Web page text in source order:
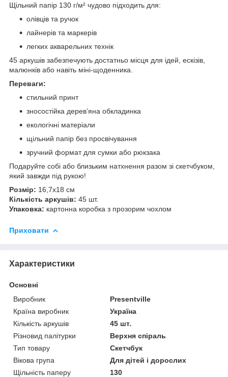
Щільний папір 130 г/м² чудово підходить для:
олівців та ручок
лайнерів та маркерів
легких акварельних технік
45 аркушів забезпечують достатньо місця для ідей, ескізів,
малюнків або навіть міні-щоденника.
Переваги:
стильний принт
зносостійка дерев’яна обкладинка
екологічні матеріали
щільний папір без просвічування
зручний формат для сумки або рюкзака
Подаруйте собі або близьким натхнення разом зі скетчбуком,
який завжди під рукою!
Розмір: 16,7х18 см
Кількість аркушів: 45 шт.
Упаковка: картонна коробка з прозорим чохлом
Приховати
Характеристики
Основні
Виробник
Presentville
Країна виробник
Україна
Кількість аркушів
45 шт.
Різновид палітурки
Верхня спіраль
Тип товару
Скетчбук
Вікова група
Для дітей і дорослих
Щільність паперу
130